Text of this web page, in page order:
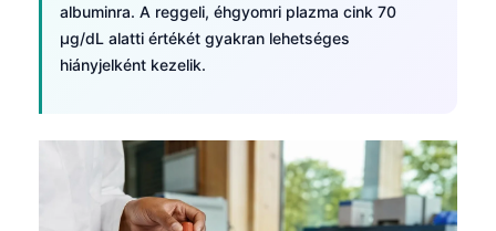
albuminra. A reggeli, éhgyomri plazma cink 70
µg/dL alatti értékét gyakran lehetséges
hiányjelként kezelik.
Slovenščina
मराठी
తెలుగు